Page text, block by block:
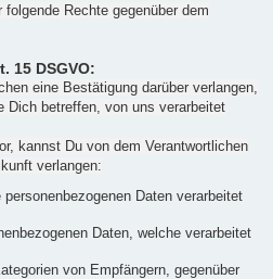
Rechte gegenüber dem
15 DSGVO:
eine Bestätigung darüber verlangen,
Dich betreffen, von uns verarbeitet
kannst Du von dem Verantwortlichen
verlangen:
Daten verarbeitet
Daten, welche verarbeitet
von Empfängern, gegenüber